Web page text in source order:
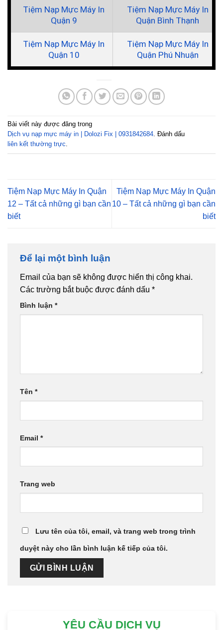
Tiệm Nạp Mực Máy In
Quận 9
Tiệm Nạp Mực Máy In
Quận Bình Thạnh
Tiệm Nạp Mực Máy In
Quận 10
Tiệm Nạp Mực Máy In
Quận Phú Nhuận
Bài viết này được đăng trong
Dịch vụ nạp mực máy in | Dolozi Fix | 0931842684. Đánh dấu
liên kết thường trực.
Tiệm Nạp Mực Máy In Quận
12 – Tất cả những gì bạn cần
biết
Tiệm Nạp Mực Máy In Quận
10 – Tất cả những gì bạn cần
biết
Để lại một bình luận
Email của bạn sẽ không được hiển thị công khai.
Các trường bắt buộc được đánh dấu *
Bình luận *
Tên *
Email *
Trang web
Lưu tên của tôi, email, và trang web trong trình
duyệt này cho lần bình luận kế tiếp của tôi.
YÊU CẦU DỊCH VỤ